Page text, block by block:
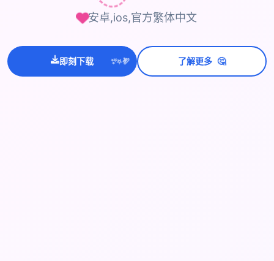
安卓,ios,官方繁体中文
即刻下载 ✨
⭐💫 了解更多 🤔